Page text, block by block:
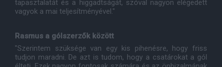
tapasztalatát és a higgadtságát, szóval nagyon elégedett
vagyok a mai teljesítményével."
Rasmus a gólszerzők között
"Szerintem szüksége van egy kis pihenésre, hogy friss
tudjon maradni. De azt is tudom, hogy a csatárokat a gól